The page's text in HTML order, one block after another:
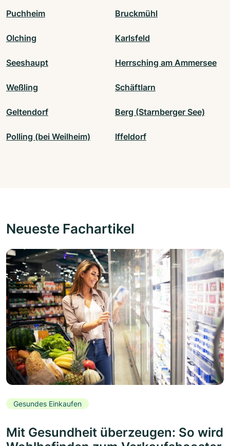
Puchheim Bruckmühl
Olching Karlsfeld
Seeshaupt Herrsching am Ammersee
Weßling Schäftlarn
Geltendorf Berg (Starnberger See)
Polling (bei Weilheim) Iffeldorf
Neueste Fachartikel
Gesundes Einkaufen
Mit Gesundheit überzeugen: So wird